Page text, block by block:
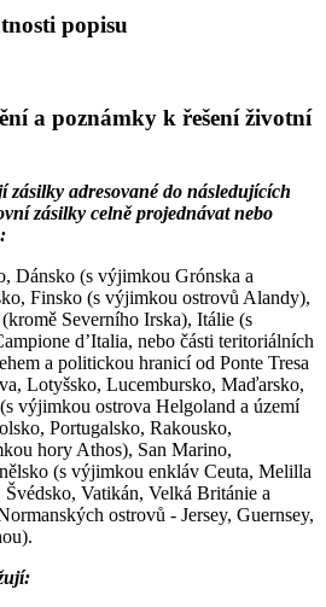
popisu
a poznámky k řešení životní
adresované do následujících
zásilky celně projednávat nebo
:
Dánsko (s výjimkou Grónska a
Finsko (s výjimkou ostrovů Alandy),
Severního Irska), Itálie (s
d’Italia, nebo části teritoriálních
a politickou hranicí od Ponte Tresa
Lotyšsko, Lucembursko, Maďarsko,
výjimkou ostrova Helgoland a území
Portugalsko, Rakousko,
hory Athos), San Marino,
(s výjimkou enkláv Ceuta, Melilla
Vatikán, Velká Británie a
ostrovů - Jersey, Guernsey,
: